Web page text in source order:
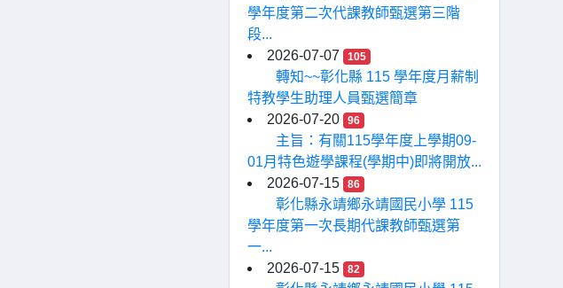
學年度第二次代課教師甄選第三階
段...
2026-07-07
105
轉知~~彰化縣 115 學年度月薪制
特教學生助理人員甄選簡章
2026-07-20
96
主旨：有關115學年度上學期09-
01月特色遊學課程(學期中)即將開放...
2026-07-15
86
彰化縣永靖鄉永靖國民小學 115
學年度第一次長期代課教師甄選第
一...
2026-07-15
82